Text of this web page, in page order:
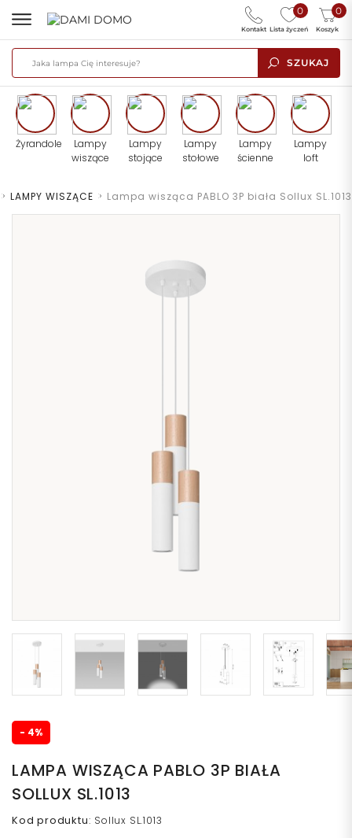
SZUKAJ
0
Lista życzeń
0
Koszyk
Kontakt
Żyrandole
Lampy
wiszące
Lampy
stojące
Lampy
stołowe
Lampy
ścienne
Lampy
loft
> LAMPY WISZĄCE > Lampa wisząca PABLO 3P biała Sollux SL.1013
- 4%
LAMPA WISZĄCA PABLO 3P BIAŁA
SOLLUX SL.1013
Kod produktu: Sollux SL.1013